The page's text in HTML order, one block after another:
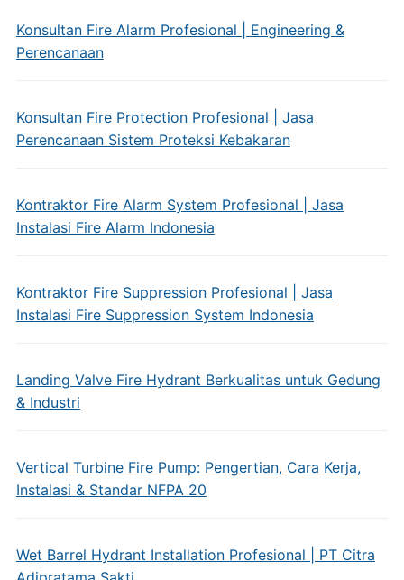
Konsultan Fire Alarm Profesional | Engineering &
Perencanaan
Konsultan Fire Protection Profesional | Jasa
Perencanaan Sistem Proteksi Kebakaran
Kontraktor Fire Alarm System Profesional | Jasa
Instalasi Fire Alarm Indonesia
Kontraktor Fire Suppression Profesional | Jasa
Instalasi Fire Suppression System Indonesia
Landing Valve Fire Hydrant Berkualitas untuk Gedung
& Industri
Vertical Turbine Fire Pump: Pengertian, Cara Kerja,
Instalasi & Standar NFPA 20
Wet Barrel Hydrant Installation Profesional | PT Citra